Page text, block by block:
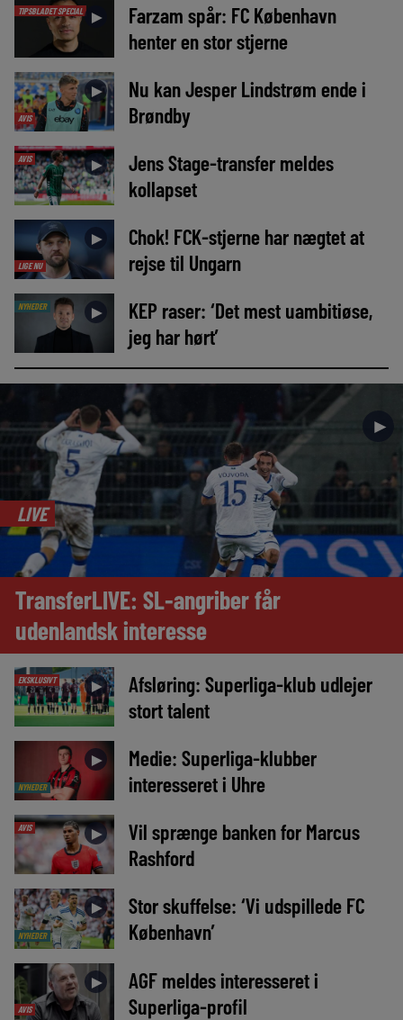
TIPSBLADET SPECIAL ►
Farzam spår: FC København
henter en stor stjerne
AVIS
►
Nu kan Jesper Lindstrøm ende i
Brøndby
AVIS ►
Jens Stage-transfer meldes
kollapset
LIGE NU
►
Chok! FCK-stjerne har nægtet at
rejse til Ungarn
NYHEDER ►
KEP raser: ‘Det mest uambitiøse,
jeg har hørt’
►
LIVE
TransferLIVE: SL-angriber får
udenlandsk interesse
EKSKLUSIVT ►
Afsløring: Superliga-klub udlejer
stort talent
NYHEDER
►
Medie: Superliga-klubber
interesseret i Uhre
AVIS ►
Vil sprænge banken for Marcus
Rashford
NYHEDER
►
Stor skuffelse: ‘Vi udspillede FC
København’
AVIS
►
AGF meldes interesseret i
Superliga-profil